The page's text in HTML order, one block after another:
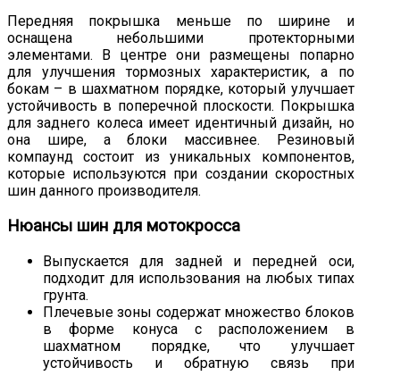
Передняя покрышка меньше по ширине и
оснащена небольшими протекторными
элементами. В центре они размещены попарно
для улучшения тормозных характеристик, а по
бокам – в шахматном порядке, который улучшает
устойчивость в поперечной плоскости. Покрышка
для заднего колеса имеет идентичный дизайн, но
она шире, а блоки массивнее. Резиновый
компаунд состоит из уникальных компонентов,
которые используются при создании скоростных
шин данного производителя.
Нюансы шин для мотокросса
Выпускается для задней и передней оси,
подходит для использования на любых типах
грунта.
Плечевые зоны содержат множество блоков
в форме конуса с расположением в
шахматном порядке, что улучшает
устойчивость и обратную связь при